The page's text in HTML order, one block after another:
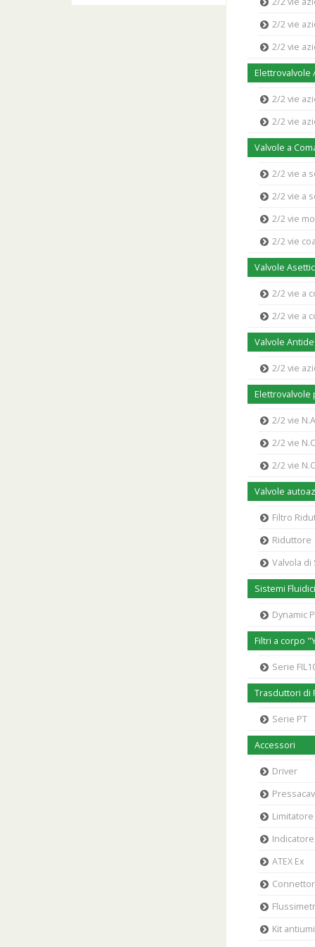
2/2 vie
2/2 vie
Elettrovalvole
2/2 vie
2/2 vie
Valvole a
2/2 vie a
2/2 vie a
2/2 vie
2/2 vie
Valvole
2/2 vie a
2/2 vie a
Valvole
2/2 vie
Elettrovalvole
2/2 vie
2/2 vie
2/2 vie
Valvole
Filtro
Riduttore
Valvola di
Sistemi Fluidici
Dynamic
Filtri a corpo
Serie
Trasduttori di
Serie PT
Accessori
Driver
ATEX Ex
Kit